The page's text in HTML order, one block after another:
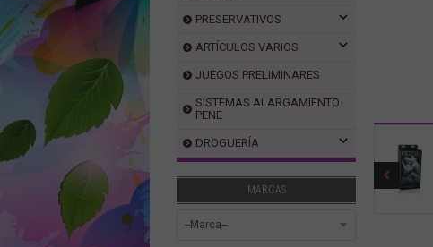
PRESERVATIVOS
ARTÍCULOS VARIOS
JUEGOS PRELIMINARES
SISTEMAS ALARGAMIENTO
PENE
DROGUERÍA
MARCAS